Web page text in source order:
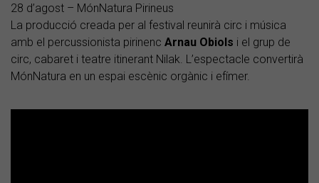
28 d’agost – MónNatura Pirineus
La producció creada per al festival reunirà circ i música
amb el percussionista pirinenc Arnau Obiols i el grup de
circ, cabaret i teatre itinerant Nilak. L’espectacle convertirà
MónNatura en un espai escènic orgànic i efímer.